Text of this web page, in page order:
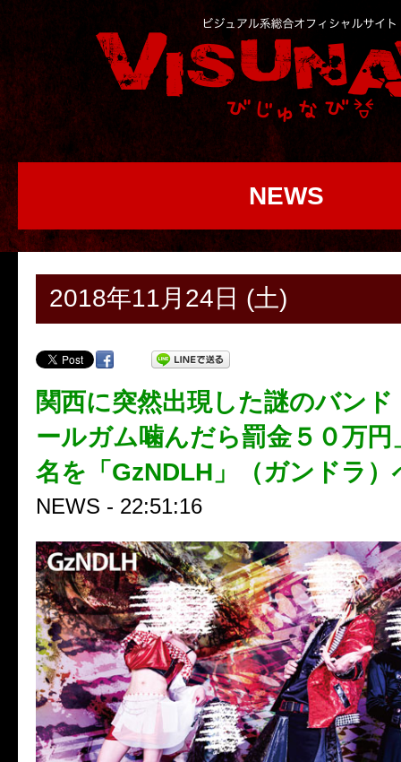
NEWS
2018年11月24日 (土)
関西に突然出現した謎のバン
ールガム噛んだら罰金５０万円
名を「GzNDLH」（ガンドラ）
NEWS - 22:51:16